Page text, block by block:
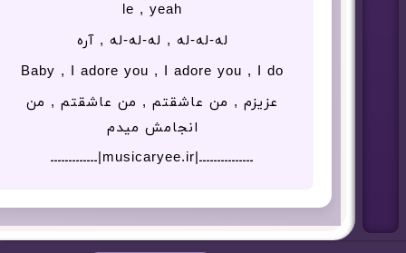
le , yeah
له-له-له , له-له-له , آره
Baby , I adore you , I adore you , I do
عزیزم , من عاشقتم , من عاشقتم , من
انجامش میدم
ـــــــــــــــ|musicaryee.ir|ـــــــــــــ